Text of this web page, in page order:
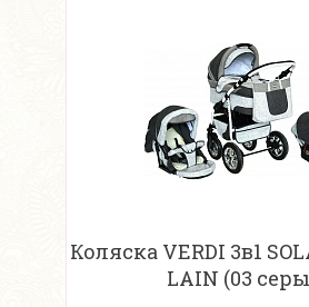
Коляска VERDI 3в1
LAIN (03